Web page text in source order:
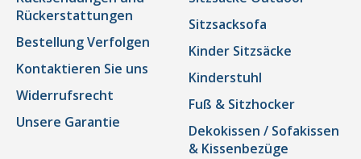
Rückerstattungen
Bestellung Verfolgen
Kontaktieren Sie uns
Widerrufsrecht
Unsere Garantie
Sitzsacksofa
Kinder Sitzsäcke
Kinderstuhl
Fuß & Sitzhocker
Dekokissen / Sofakissen
& Kissenbezüge